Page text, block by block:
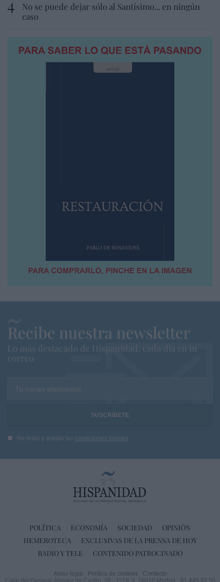
No se puede dejar sólo al Santísimo... en ningún
caso
Recibe nuestra newsletter
Lo más destacado de Hispanidad, cada dia en tu
correo
Tu correo electrónico...
He leído y acepto las condiciones legales
POLÍTICA ECONOMÍA SOCIEDAD
OPINIÓN
HEMEROTECA
EXCLUSIVAS DE LA PRENSA DE HOY
RADIO Y TELE
CONTENIDO PATROCINADO
Aviso legal Política de cookies
Contacto
Calle del General Álvarez de Castro, 39 - 1º Of. 9. 28010 Madrid
91 445 32 55